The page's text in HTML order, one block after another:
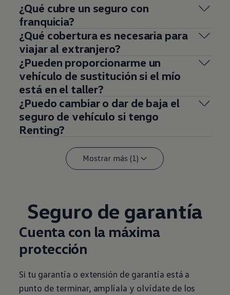
¿Qué cubre un seguro con
franquicia?
¿Qué cobertura es necesaria para
viajar al extranjero?
¿Pueden proporcionarme un
vehículo de sustitución si el mío
está en el taller?
¿Puedo cambiar o dar de baja el
seguro de vehículo si tengo
Renting?
Mostrar más (1)
Seguro de garantía
Cuenta con la máxima
protección
Si tu garantía o extensión de garantía está a
punto de terminar, amplíala y olvídate de los